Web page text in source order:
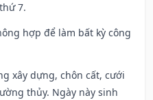
7.
hợp để làm bất kỳ công
xây dựng, chôn cất, cưới
thủy. Ngày này sinh